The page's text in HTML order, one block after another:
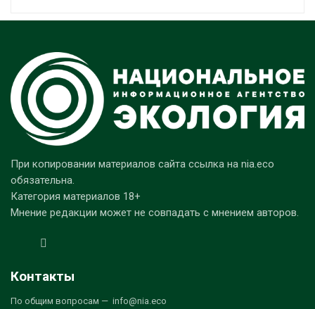
При копировании материалов сайта ссылка на nia.eco
обязательна.
Категория материалов 18+
Мнение редакции может не совпадать с мнением авторов.
Контакты
По общим вопросам — info@nia.eco